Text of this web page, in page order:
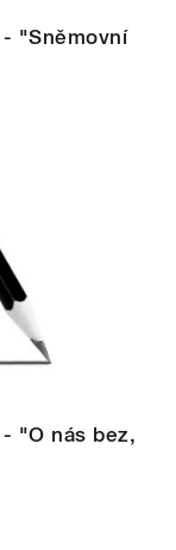
- "Sněmovní
"O nás bez,